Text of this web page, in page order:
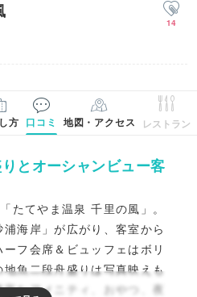
14
方 口コミ 地図・アクセス レストラン
とオーシャンビュー客
たてやま温泉 千里の風」。
海岸」が広がり、客室から
フ会席＆ビュッフェはボリ
魚二段舟盛りは写真映えも
なアメニティ、おやつ、夜